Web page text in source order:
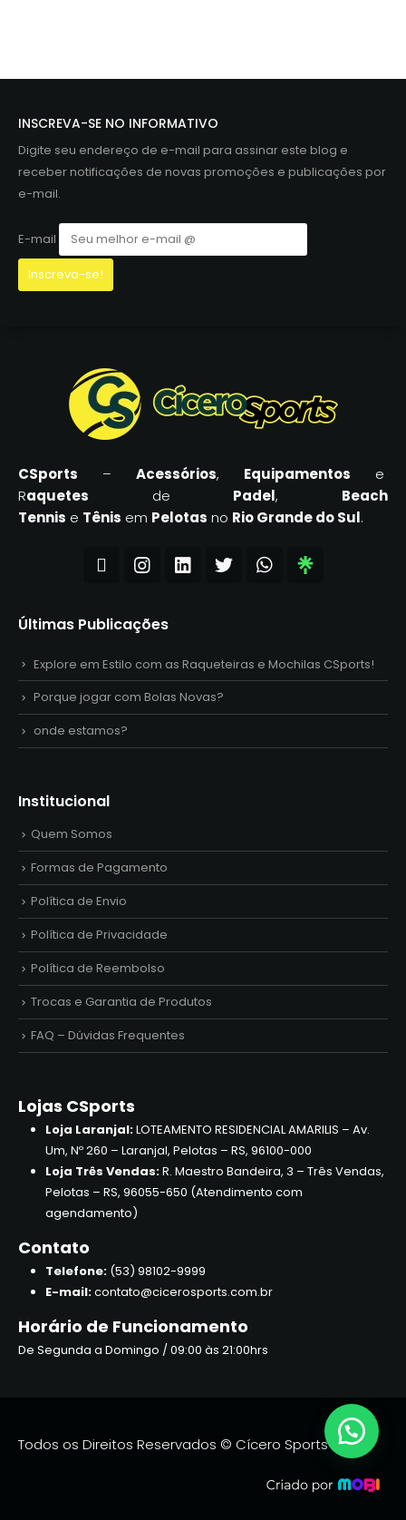
INSCREVA-SE NO INFORMATIVO
Digite seu endereço de e-mail para assinar este blog e
receber notificações de novas promoções e publicações por
e-mail.
E-mail
CSports – Acessórios, Equipamentos e
Raquetes de Padel, Beach
Tennis e Tênis em Pelotas no Rio Grande do Sul.
Últimas Publicações
Explore em Estilo com as Raqueteiras e Mochilas CSports!
Porque jogar com Bolas Novas?
onde estamos?
Institucional
Quem Somos
Formas de Pagamento
Política de Envio
Política de Privacidade
Política de Reembolso
Trocas e Garantia de Produtos
FAQ – Dúvidas Frequentes
Lojas CSports
Loja Laranjal:LOTEAMENTO RESIDENCIAL AMARILIS – Av.
Um, Nº 260 – Laranjal, Pelotas – RS, 96100-000
Loja Três Vendas:R. Maestro Bandeira, 3 – Três Vendas,
Pelotas – RS, 96055-650 (Atendimento com
agendamento)
Contato
Telefone:(53) 98102-9999
E-mail:contato@cicerosports.com.br
Horário de Funcionamento
De Segunda a Domingo / 09:00 às 21:00hrs
Todos os Direitos Reservados © Cícero Sports 2026.